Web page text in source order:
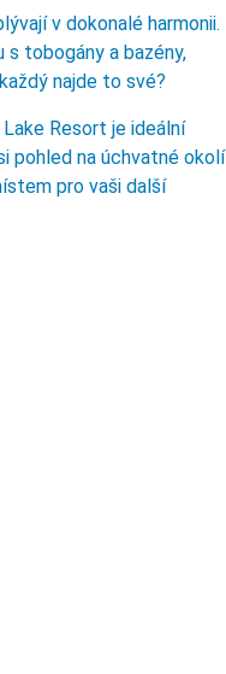
v dokonalé harmonii.
tobogány a bazény,
najde to své?
Resort je ideální
pohled na úchvatné okolí
pro vaši další